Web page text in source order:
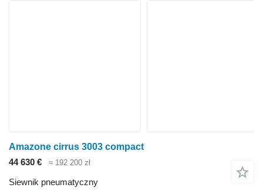
Amazone cirrus 3003 compact
44 630 €
≈ 192 200 zł
Siewnik pneumatyczny